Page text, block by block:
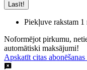
Lasīt!
Piekļuve rakstam 1
Noformējot pirkumu,
automātiski maksājumi!
Apskatīt citas abonēšanas